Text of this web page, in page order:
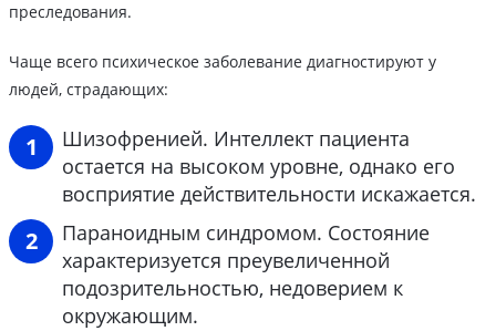
преследования.
Чаще всего психическое заболевание диагностируют у
людей, страдающих:
Шизофренией. Интеллект пациента
остается на высоком уровне, однако его
восприятие действительности искажается.
Параноидным синдромом. Состояние
характеризуется преувеличенной
подозрительностью, недоверием к
окружающим.